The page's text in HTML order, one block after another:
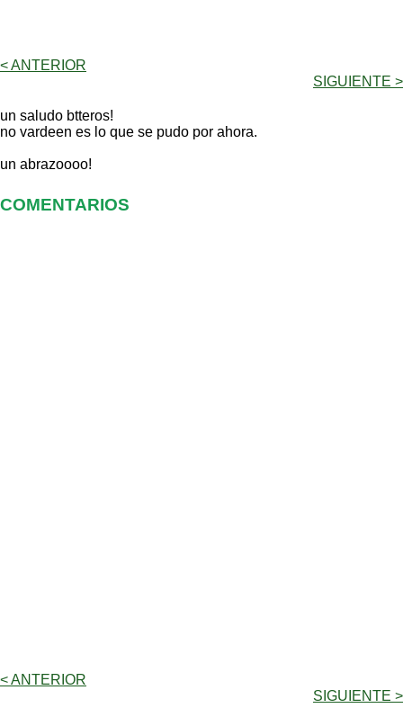
< ANTERIOR
SIGUIENTE >
un saludo btteros!
no vardeen es lo que se pudo por ahora.
un abrazoooo!
COMENTARIOS
< ANTERIOR
SIGUIENTE >